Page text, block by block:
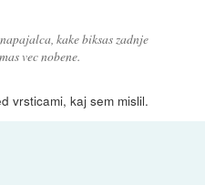
kake biksas zadnje
vec nobene.
vrsticami, kaj sem mislil.